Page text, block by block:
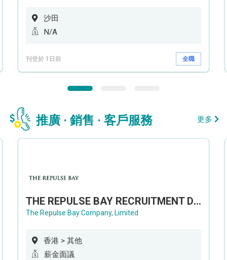
沙田
N/A
刊登於 1日前 全職
推廣 · 銷售 · 客戶服務 更多
THE REPULSE BAY RECRUITMENT DAY 淺水灣影灣園人才招聘會
The Repulse Bay Company, Limited
香港 > 其他
薪金面議